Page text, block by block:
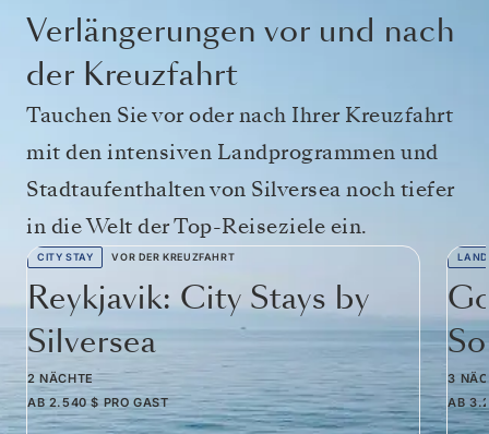
Verlängerungen vor und nach
der Kreuzfahrt
Tauchen Sie vor oder nach Ihrer Kreuzfahrt
mit den intensiven Landprogrammen und
Stadtaufenthalten von Silversea noch tiefer
in die Welt der Top-Reiseziele ein.
CITY STAY VOR DER KREUZFAHRT
Reykjavik: City Stays by
Silversea
2 NÄCHTE
AB 2.540 $ PRO GAST
3
AB